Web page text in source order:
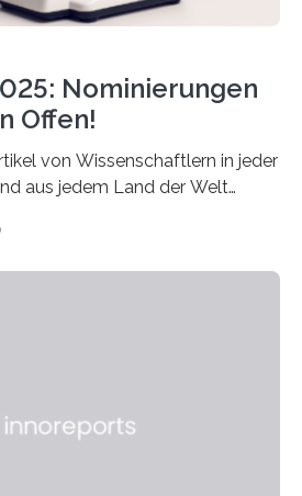
Nominierungen
Offen!
von Wissenschaftlern in jeder
aus jedem Land der Welt
bemerkenswertesten
Award in Biomedicine ist in